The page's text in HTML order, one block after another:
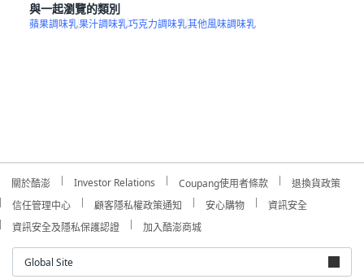
與一起瀏覽的類別
蘋果調味乳果汁調味乳巧克力調味乳其他風味調味乳
關於酷澎 Investor Relations Coupang使用者條款
退換貨政策
信任管理中心
顧客隱私權政策通知 安心購物
資訊安全
資訊安全及隱私保護認證
加入酷澎商城
Global Site